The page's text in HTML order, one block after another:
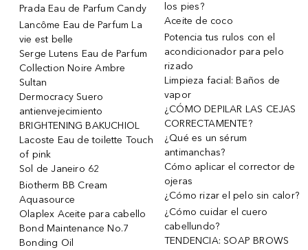
Prada Eau de Parfum Candy
Lancôme Eau de Parfum La
vie est belle
Serge Lutens Eau de Parfum
Collection Noire Ambre
Sultan
Dermocracy Suero
antienvejecimiento
BRIGHTENING BAKUCHIOL
Lacoste Eau de toilette Touch
of pink
Sol de Janeiro 62
Biotherm BB Cream
Aquasource
Olaplex Aceite para cabello
Bond Maintenance No.7
Bonding Oil
los pies?
Aceite de coco
Potencia tus rulos con el
acondicionador para pelo
rizado
Limpieza facial: Baños de
vapor
¿CÓMO DEPILAR LAS CEJAS
CORRECTAMENTE?
¿Qué es un sérum
antimanchas?
Cómo aplicar el corrector de
ojeras
¿Cómo rizar el pelo sin calor?
¿Cómo cuidar el cuero
cabellundo?
TENDENCIA: SOAP BROWS